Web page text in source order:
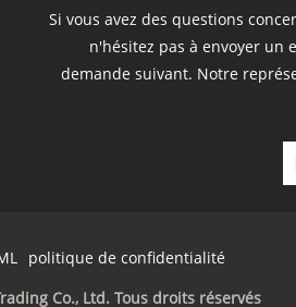
Si vous avez des questions
n'hésitez pas à envoyer un
demande suivant. Notre
politique de confidentialité
Co., Ltd. Tous droits réservés